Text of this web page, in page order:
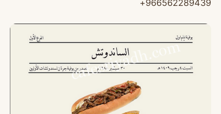
966562289439+